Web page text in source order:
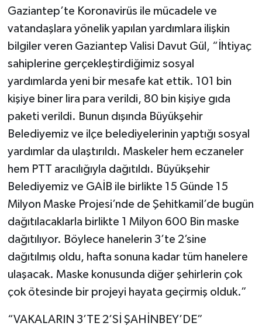
Gaziantep’te Koronavirüs ile mücadele ve
vatandaşlara yönelik yapılan yardımlara ilişkin
bilgiler veren Gaziantep Valisi Davut Gül, “İhtiyaç
sahiplerine gerçekleştirdiğimiz sosyal
yardımlarda yeni bir mesafe kat ettik. 101 bin
kişiye biner lira para verildi, 80 bin kişiye gıda
paketi verildi. Bunun dışında Büyükşehir
Belediyemiz ve ilçe belediyelerinin yaptığı sosyal
yardımlar da ulaştırıldı. Maskeler hem eczaneler
hem PTT aracılığıyla dağıtıldı. Büyükşehir
Belediyemiz ve GAİB ile birlikte 15 Günde 15
Milyon Maske Projesi’nde de Şehitkamil’de bugün
dağıtılacaklarla birlikte 1 Milyon 600 Bin maske
dağıtılıyor. Böylece hanelerin 3’te 2’sine
dağıtılmış oldu, hafta sonuna kadar tüm hanelere
ulaşacak. Maske konusunda diğer şehirlerin çok
çok ötesinde bir projeyi hayata geçirmiş olduk.”
“VAKALARIN 3’TE 2’Sİ ŞAHİNBEY’DE”